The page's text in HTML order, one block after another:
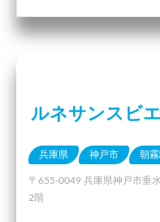
ルネサンスビ
兵庫県 神戸市 朝
〒655-0049 兵庫県神戸市垂
2階